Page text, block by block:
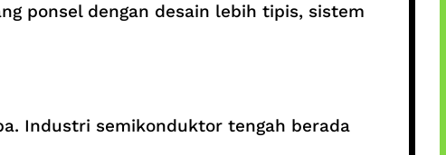
ponsel dengan desain lebih tipis, sistem
Industri semikonduktor tengah berada